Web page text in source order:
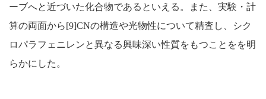
ーブへと近づいた化合物であるといえる。また、実験・計
算の両面から[9]CNの構造や光物性について精査し、シク
ロパラフェニレンと異なる興味深い性質をもつことをを明
らかにした。